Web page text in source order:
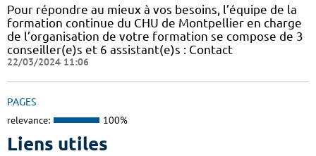
Pour répondre au mieux à vos besoins, l’équipe de la
formation continue du CHU de Montpellier en charge
de l’organisation de votre formation se compose de 3
conseiller(e)s et 6 assistant(e)s : Contact
22/03/2024 11:06
PAGES
relevance: 100%
Liens utiles